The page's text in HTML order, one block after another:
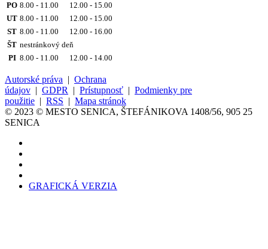
PO 8.00 - 11.00 12.00 - 15.00
UT 8.00 - 11.00 12.00 - 15.00
ST 8.00 - 11.00 12.00 - 16.00
ŠT nestránkový deň
PI 8.00 - 11.00 12.00 - 14.00
Autorské práva | Ochrana
údajov | GDPR | Prístupnosť | Podmienky pre
použitie | RSS | Mapa stránok
© 2023 © MESTO SENICA, ŠTEFÁNIKOVA 1408/56, 905 25
SENICA
GRAFICKÁ VERZIA